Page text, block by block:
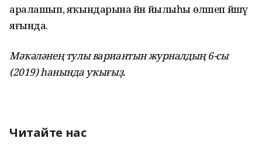
аралашып, яҡындарына йән йылыһы өләшеп йәшәү
яғында.
Мәҡәләнең тулы вариантын журналдың 6-сы
(2019) һанында уҡығыҙ.
Читайте нас